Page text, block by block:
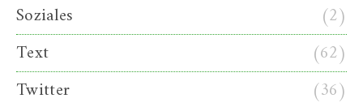
Soziales
(2)
Text
(62)
Twitter
(36)